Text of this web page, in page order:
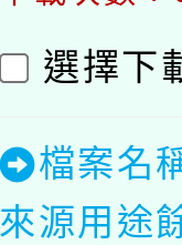
選擇下
檔案名
來源用途